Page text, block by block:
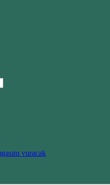
vuracak